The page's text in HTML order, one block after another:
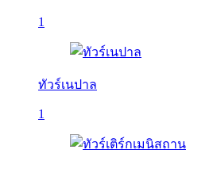
1
ทัวร์เนปาล
1